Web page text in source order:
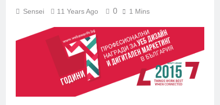
Sensei 11 Years Ago 0 1 Mins